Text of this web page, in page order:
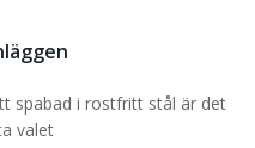
spabad i rostfritt stål är det
valet